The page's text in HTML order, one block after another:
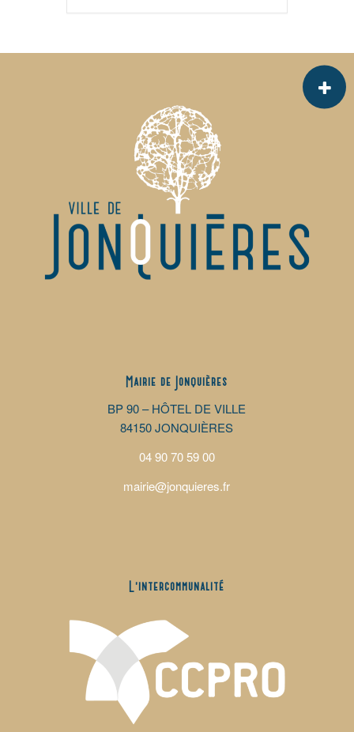
Mairie de Jonquières
BP 90 – HÔTEL DE VILLE
84150 JONQUIÈRES
04 90 70 59 00
mairie@jonquieres.fr
L’intercommunalité